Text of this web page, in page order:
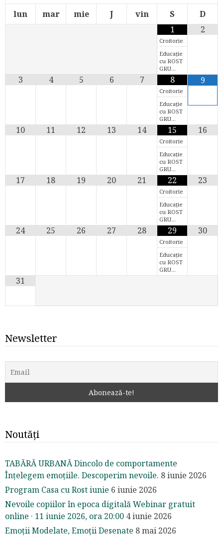
lun mar mie J vin S
D
1
Croitorie
Educație
cu ROST
GRU…
2
3 4 5 6 7 8
Croitorie
Educație
cu ROST
GRU…
9
10 11 12 13 14 15
Croitorie
Educație
cu ROST
GRU…
16
17 18 19 20 21 22
Croitorie
Educație
cu ROST
GRU…
23
24 25 26 27 28 29
Croitorie
Educație
cu ROST
GRU…
30
31
Newsletter
Noutăți
TABĂRĂ URBANĂ Dincolo de comportamente
Înțelegem emoțiile. Descoperim nevoile. 8 iunie 2026
Program Casa cu Rost iunie 6 iunie 2026
Nevoile copiilor în epoca digitală Webinar gratuit
online · 11 iunie 2026, ora 20:00 4 iunie 2026
Emoții Modelate, Emoții Desenate 8 mai 2026